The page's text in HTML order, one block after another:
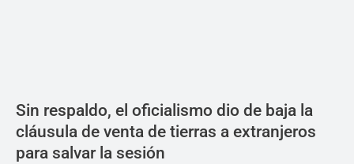
Sin respaldo, el oficialismo dio de baja la
cláusula de venta de tierras a extranjeros
para salvar la sesión